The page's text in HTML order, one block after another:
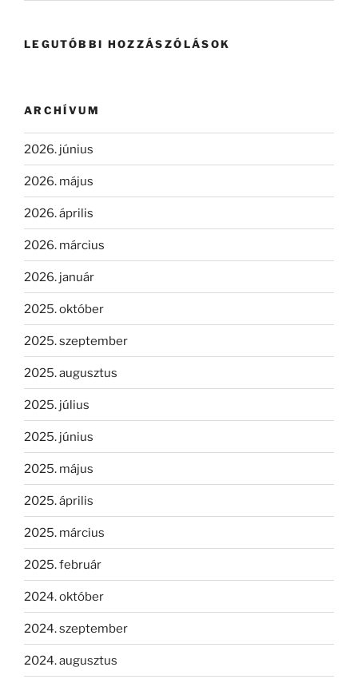
LEGUTÓBBI HOZZÁSZÓLÁSOK
ARCHÍVUM
2026. június
2026. május
2026. április
2026. március
2026. január
2025. október
2025. szeptember
2025. augusztus
2025. július
2025. június
2025. május
2025. április
2025. március
2025. február
2024. október
2024. szeptember
2024. augusztus